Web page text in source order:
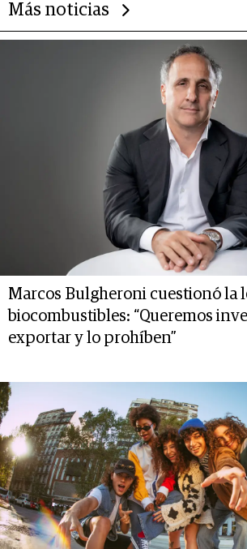
Más noticias
Marcos Bulgheroni cuestionó la
biocombustibles: “Queremos
exportar y lo prohíben”